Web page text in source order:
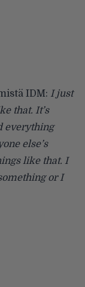
IDM: I just
that. It’s
everything
else’s
like that. I
or I